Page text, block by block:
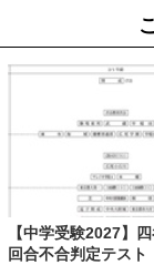
【中学受験2027】
回合不合判定テスト